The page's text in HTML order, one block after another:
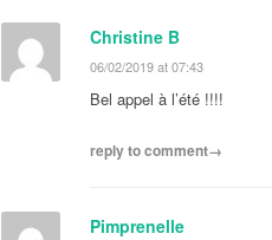
Christine B
06/02/2019 at 07:43
Bel appel à l’été !!!!
reply to comment→
Pimprenelle